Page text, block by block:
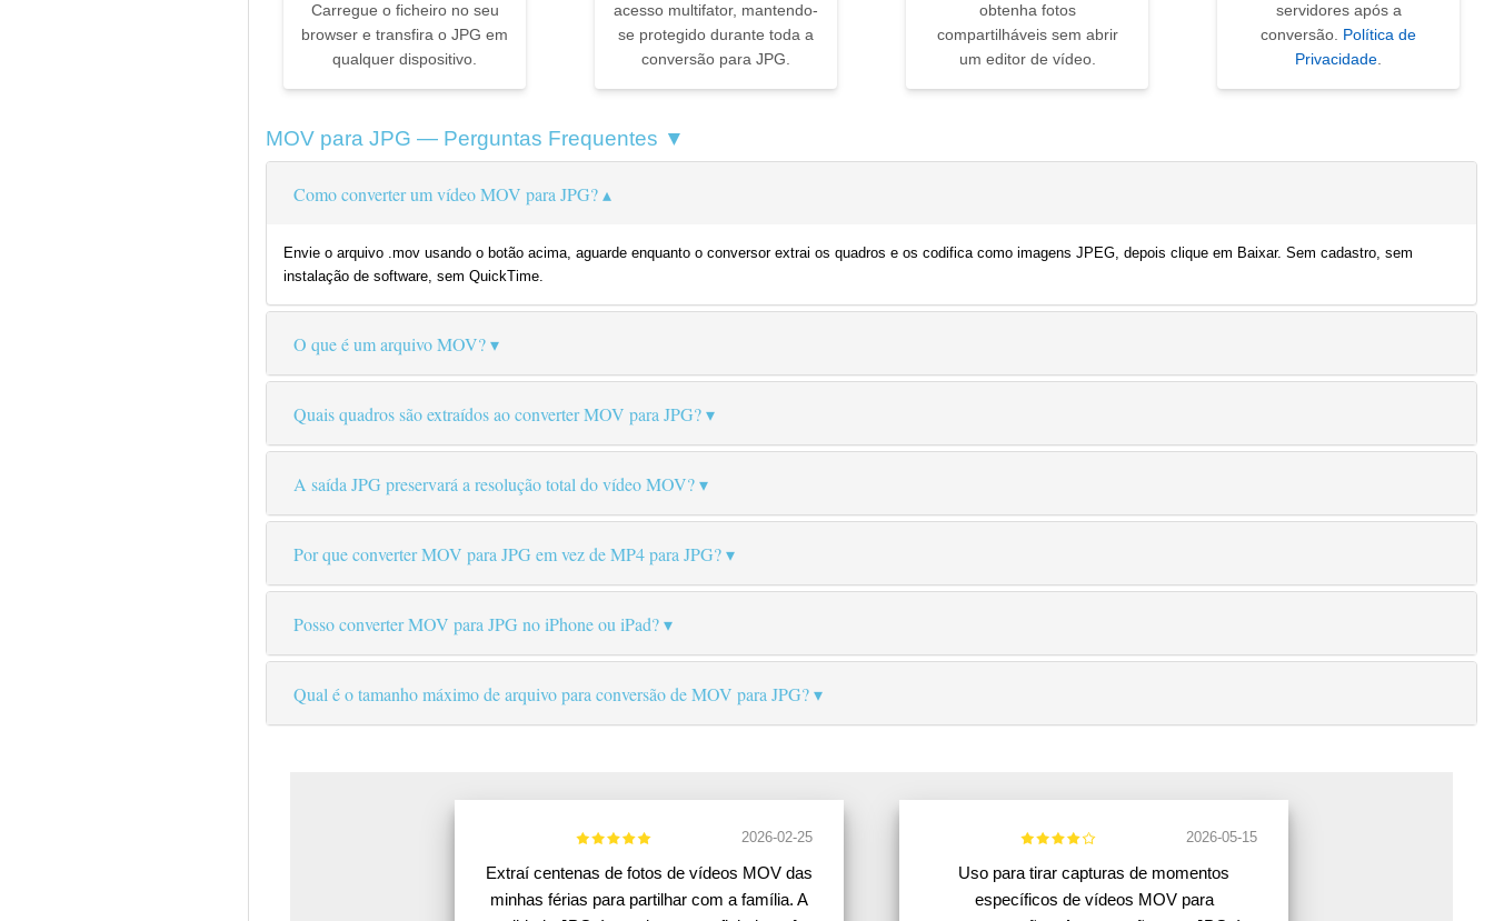
Carregue o ficheiro no seu
browser e transfira o JPG em
qualquer dispositivo.
acesso multifator, mantendo-
se protegido durante toda a
conversão para JPG.
obtenha fotos
compartilháveis sem abrir
um editor de vídeo.
servidores após a
conversão. Política de
Privacidade
MOV para JPG — Perguntas Frequentes ▼
Como converter um vídeo MOV para JPG?
Envie o arquivo .mov usando o botão acima, aguarde enquanto o conversor extrai os quadros e os codifica como imagens JPEG, depois clique em Baixar. Sem cadastro, sem
instalação de software, sem QuickTime.
O que é um arquivo MOV?
Quais quadros são extraídos ao converter MOV para JPG?
A saída JPG preservará a resolução total do vídeo MOV?
Por que converter MOV para JPG em vez de MP4 para JPG?
Posso converter MOV para JPG no iPhone ou iPad?
Qual é o tamanho máximo de arquivo para conversão de MOV para JPG?
2026-02-25
Extraí centenas de fotos de vídeos MOV das
minhas férias para partilhar com a família. A
2026-05-15
Uso para tirar capturas de momentos
específicos de vídeos MOV para